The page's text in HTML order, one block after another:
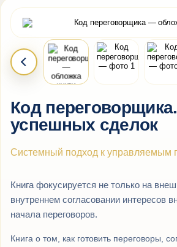
Код
успешных сделок
Системный подход к управляемым
Книга фокусируется не только на
внутреннем согласовании интересов
начала переговоров.
Книга о том, как готовить переговоры,